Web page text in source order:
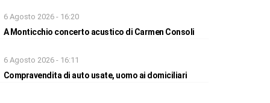
6 Agosto 2026 - 16:20
A Monticchio concerto acustico di Carmen Consoli
6 Agosto 2026 - 16:11
Compravendita di auto usate, uomo ai domiciliari